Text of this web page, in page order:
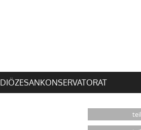
DIÖZESANKONSERVATORAT